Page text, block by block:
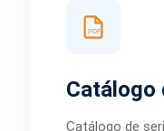
PDF
Catálogo
Catálogo de